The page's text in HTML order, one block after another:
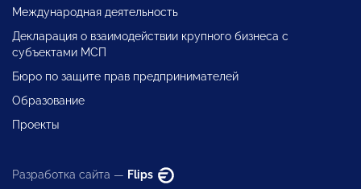
Международная деятельность
Декларация о взаимодействии крупного бизнеса с
субъектами МСП
Бюро по защите прав предпринимателей
Образование
Проекты
Разработка сайта — Flips